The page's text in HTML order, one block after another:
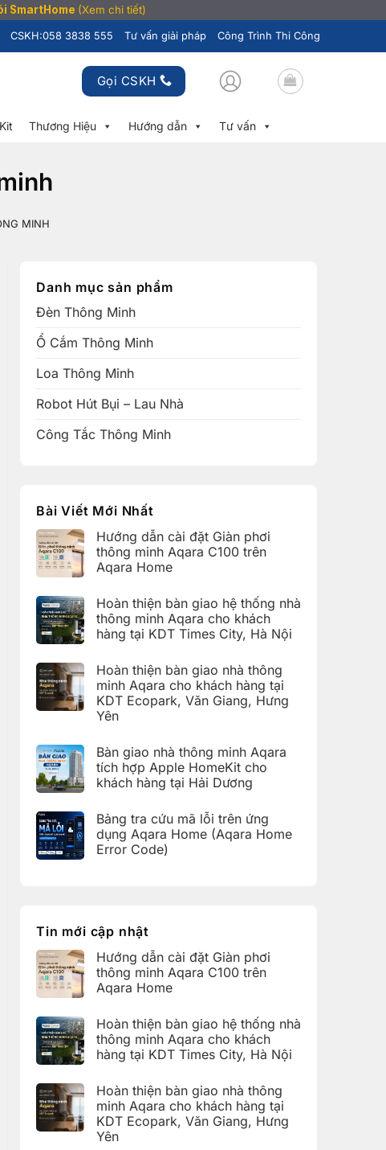
SmartHome (Xem chi tiết)
CSKH:058 3838 555 Tư vấn giải pháp Công Trình Thi Công
Gọi CSKH
Thương Hiệu Hướng dẫn Tư vấn
MINH
Danh mục sản phẩm
Đèn Thông Minh
Ổ Cắm Thông Minh
Loa Thông Minh
Robot Hút Bụi – Lau Nhà
Công Tắc Thông Minh
Bài Viết Mới Nhất
Hướng dẫn cài đặt Giàn phơi
thông minh Aqara C100 trên
Aqara Home
bình
luận
ở
Hướng
đặt
Giàn
phơi
thông
minh
Aqara
Aqara
Home
Hoàn thiện bàn giao hệ thống nhà
thông minh Aqara cho khách
hàng tại KDT Times City, Hà Nội
bình
luận
ở
Hoàn
thiện
bàn
thống
nhà
thông
minh
khách
hàng
tại
KDT
Hoàn thiện bàn giao nhà thông
minh Aqara cho khách hàng tại
KDT Ecopark, Văn Giang, Hưng
Yên
bình
luận
ở
Hoàn
giao
nhà
thông
minh
Aqara
Văn
Giang,
Hưng
Yên
Bàn giao nhà thông minh Aqara
tích hợp Apple HomeKit cho
khách hàng tại Hải Dương
bình
luận
ở
Bàn
hợp
Apple
cho
khách
hàng
tại
Bảng tra cứu mã lỗi trên ứng
dụng Aqara Home (Aqara Home
Error Code)
tra
cứu
lỗi
trên
ứng
dụng
(Aqara
Home
Error
Code)
Tin mới cập nhật
Hướng dẫn cài đặt Giàn phơi
thông minh Aqara C100 trên
Aqara Home
bình
luận
ở
Hướng
đặt
Giàn
phơi
thông
minh
Aqara
Hoàn thiện bàn giao hệ thống nhà
thông minh Aqara cho khách
hàng tại KDT Times City, Hà Nội
bình
luận
ở
Hoàn
thiện
bàn
Hoàn thiện bàn giao nhà thông
minh Aqara cho khách hàng tại
KDT Ecopark, Văn Giang, Hưng
Yên